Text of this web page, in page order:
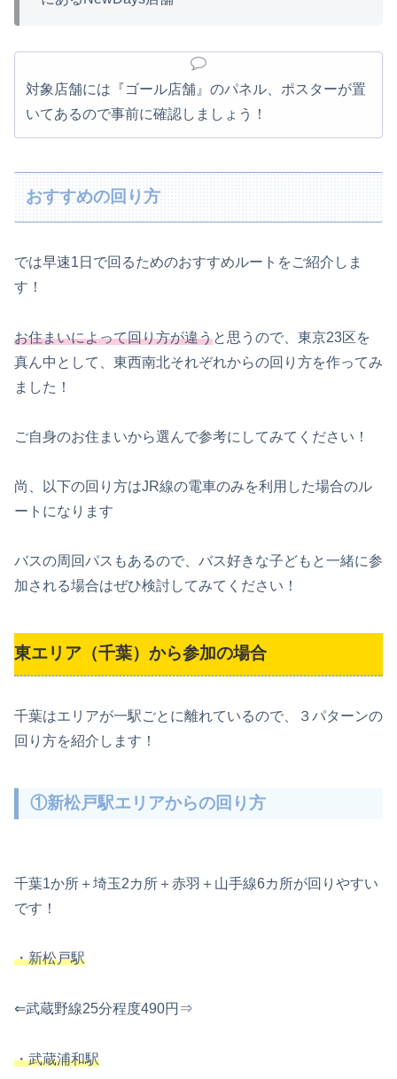
対象店舗には『ゴール店舗』のパネル、ポスターが置
いてあるので事前に確認しましょう！
おすすめの回り方
では早速1日で回るためのおすすめルートをご紹介しま
す！
お住まいによって回り方が違うと思うので、東京23区を
真ん中として、東西南北それぞれからの回り方を作ってみ
ました！
ご自身のお住まいから選んで参考にしてみてください！
尚、以下の回り方はJR線の電車のみを利用した場合のル
ートになります
バスの周回パスもあるので、バス好きな子どもと一緒に参
加される場合はぜひ検討してみてください！
東エリア（千葉）から参加の場合
千葉はエリアが一駅ごとに離れているので、３パターンの
回り方を紹介します！
①新松戸駅エリアからの回り方
千葉1か所＋埼玉2カ所＋赤羽＋山手線6カ所が回りやすい
です！
・新松戸駅
⇐武蔵野線25分程度490円⇒
・武蔵浦和駅